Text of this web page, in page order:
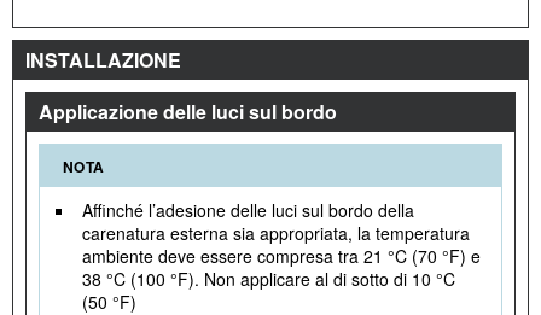
INSTALLAZIONE
Applicazione delle luci sul bordo
NOTA
Affinché l’adesione delle luci sul bordo della
carenatura esterna sia appropriata, la temperatura
ambiente deve essere compresa tra 21 °C (70 °F) e
38 °C (100 °F). Non applicare al di sotto di 10 °C
(50 °F)